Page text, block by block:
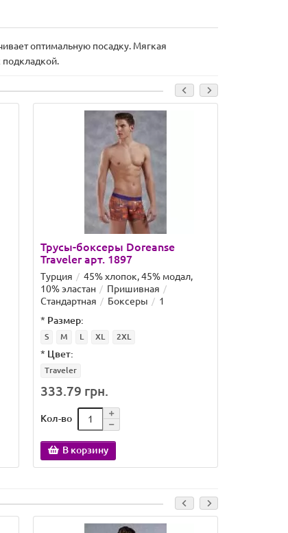
оптимальную посадку. Мягкая
Трусы-боксеры Doreanse
Traveler арт. 1897
Турция
45% хлопок, 45% модал,
10% эластан
Пришивная
Стандартная
Боксеры
1
* Размер:
S M L XL 2XL
* Цвет:
Traveler
333.79 грн.
Кол-во
В корзину